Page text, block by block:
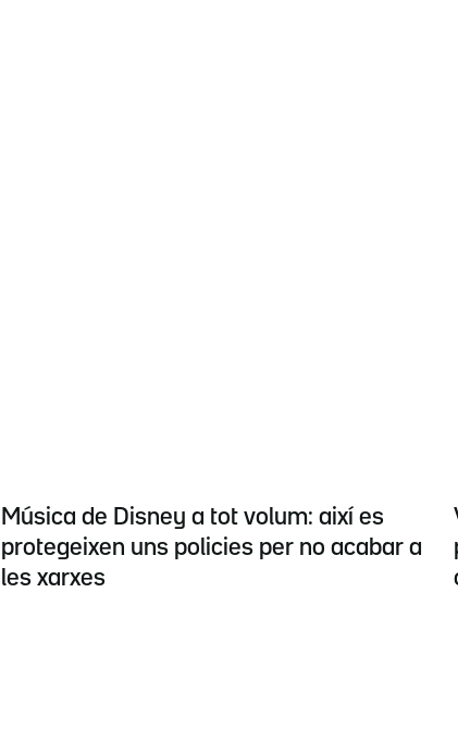
Música de Disney a tot volum: així es
protegeixen uns policies per no acabar a
les xarxes